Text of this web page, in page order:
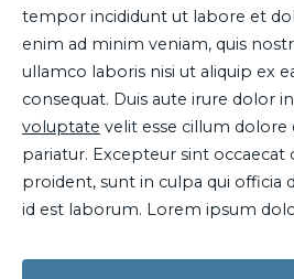
tempor incididunt ut labore et
enim ad minim veniam, quis
ullamco laboris nisi ut aliquip ex
consequat. Duis aute irure dolor
voluptate velit esse cillum dolore
pariatur. Excepteur sint occaecat
proident, sunt in culpa qui officia
id est laborum. Lorem ipsum